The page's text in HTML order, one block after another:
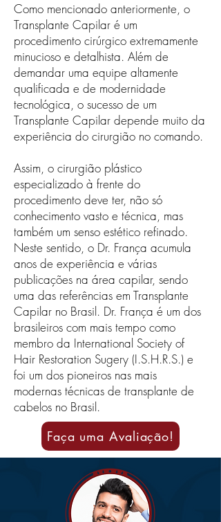
Como mencionado anteriormente, o
Transplante Capilar é um
procedimento cirúrgico extremamente
minucioso e detalhista. Além de
demandar uma equipe altamente
qualificada e de modernidade
tecnológica, o sucesso de um
Transplante Capilar depende muito da
experiência do cirurgião no comando.
Assim, o cirurgião plástico
especializado à frente do
procedimento deve ter, não só
conhecimento vasto e técnica, mas
também um senso estético refinado.
Neste sentido, o Dr. França acumula
anos de experiência e várias
publicações na área capilar, sendo
uma das referências em Transplante
Capilar no Brasil. Dr. França é um dos
brasileiros com mais tempo como
membro da International Society of
Hair Restoration Sugery (I.S.H.R.S.) e
foi um dos pioneiros nas mais
modernas técnicas de transplante de
cabelos no Brasil.
Faça uma Avaliação!